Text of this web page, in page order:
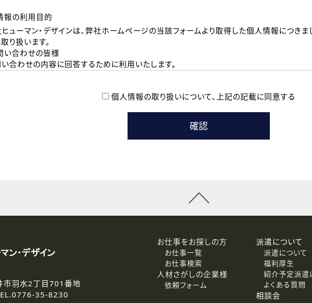
報の利用目的
ューマン・デザインは、弊社ホームページの当該フォームより取得した個人情報につき
り扱います。
合わせの皆様
わせの内容に回答するために利用いたします。
関するご連絡および本登録時の参考情報として利用いたします。
連絡手段は、電話・Ｅメールのいずれかの方法といたします。
の取り扱いの委託
る個人情報保護の評価基準を満たした委託先に、個人情報を委託する場合があります。
の開示等について
だいた個人情報の開示等（利用目的の通知、開示、訂正、追加または削除、利用の停止、
個人情報の取り扱いについて、 上記の記載に同意する
市羽水2丁目701番地
0776-35-8230
お仕事をお探しの方
お仕事一覧
お仕事検索
人材さがしの企業様
依頼フォーム
派遣について
派遣について
福利厚生
紹介予定派遣
よくある質問
相談会